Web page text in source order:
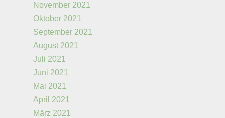
November 2021
Oktober 2021
September 2021
August 2021
Juli 2021
Juni 2021
Mai 2021
April 2021
März 2021